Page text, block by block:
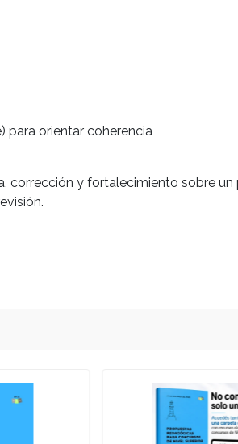
para orientar coherencia
corrección y fortalecimiento sobre